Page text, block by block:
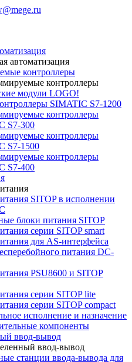
автоматизация
контроллеры
контроллеры
модули LOGO!
SIMATIC S7-1200
контроллеры
S7-300
контроллеры
S7-1500
контроллеры
S7-400
SITOP в исполнении
блоки питания SITOP
серии SITOP smart
для AS-интерфейса
питания DC-
PSU8600 и SITOP
серии SITOP lite
серии SITOP compact
исполнение и назначение
компоненты
ввод-вывод
ввод-вывод
станции ввода-вывода для